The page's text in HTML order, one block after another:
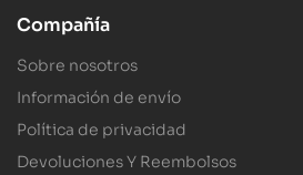
Compañía
Sobre nosotros
Información de envío
Política de privacidad
Devoluciones Y Reembolsos